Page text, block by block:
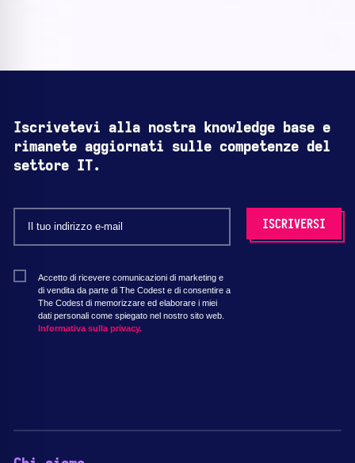
Iscrivetevi alla nostra knowledge base e
rimanete aggiornati sulle competenze del
settore IT.
Accetto di ricevere comunicazioni di marketing e
di vendita da parte di The Codest e di consentire a
The Codest di memorizzare ed elaborare i miei
dati personali come spiegato nel nostro sito web.
Informativa sulla privacy.